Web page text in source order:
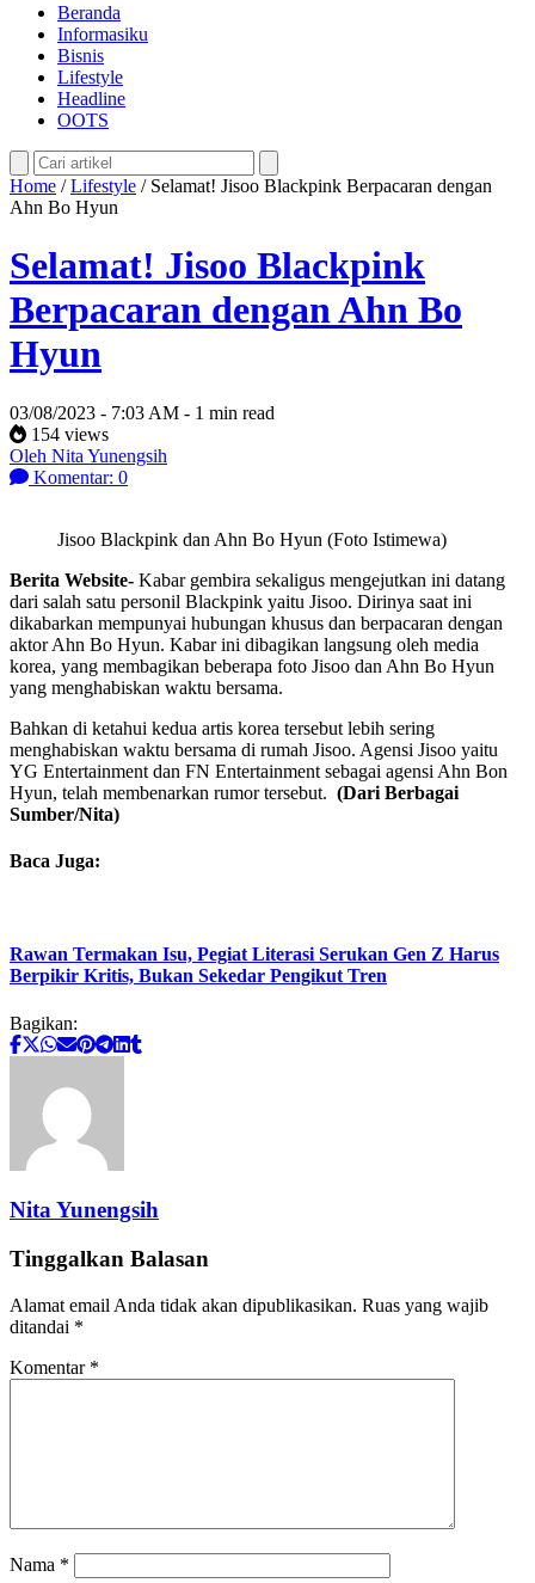
Beranda
Informasiku
Bisnis
Lifestyle
Headline
OOTS
Home /Lifestyle / Selamat! Jisoo Blackpink Berpacaran dengan
Ahn Bo Hyun
Selamat! Jisoo Blackpink
Berpacaran dengan Ahn Bo
Hyun
03/08/2023 - 7:03 AM - 1 min read
154 views
Oleh Nita Yunengsih
Komentar: 0
Jisoo Blackpink dan Ahn Bo Hyun (Foto Istimewa)
Berita Website- Kabar gembira sekaligus mengejutkan ini datang
dari salah satu personil Blackpink yaitu Jisoo. Dirinya saat ini
dikabarkan mempunyai hubungan khusus dan berpacaran dengan
aktor Ahn Bo Hyun. Kabar ini dibagikan langsung oleh media
korea, yang membagikan beberapa foto Jisoo dan Ahn Bo Hyun
yang menghabiskan waktu bersama.
Bahkan di ketahui kedua artis korea tersebut lebih sering
menghabiskan waktu bersama di rumah Jisoo. Agensi Jisoo yaitu
YG Entertainment dan FN Entertainment sebagai agensi Ahn Bon
Hyun, telah membenarkan rumor tersebut. (Dari Berbagai
Sumber/Nita)
Baca Juga:
Rawan Termakan Isu, Pegiat Literasi Serukan Gen Z Harus
Berpikir Kritis, Bukan Sekedar Pengikut Tren
Bagikan:
Nita Yunengsih
Tinggalkan Balasan
Alamat email Anda tidak akan dipublikasikan. Ruas yang wajib
ditandai *
Komentar *
Nama *